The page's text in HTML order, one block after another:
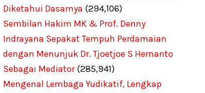
Diketahui Dasarnya (294,106)
Sembilan Hakim MK & Prof. Denny
Indrayana Sepakat Tempuh Perdamaian
dengan Menunjuk Dr. Tjoetjoe S Hernanto
Sebagai Mediator (285,941)
Mengenal Lembaga Yudikatif, Lengkap